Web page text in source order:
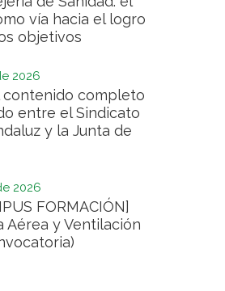
vía hacia el logro
objetivos
2026
contenido completo
entre el Sindicato
y la Junta de
2026
FORMACIÓN]
Aérea y Ventilación